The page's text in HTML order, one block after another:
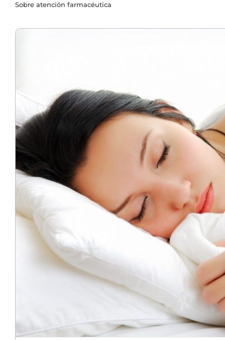
Sobre atención farmacéutica